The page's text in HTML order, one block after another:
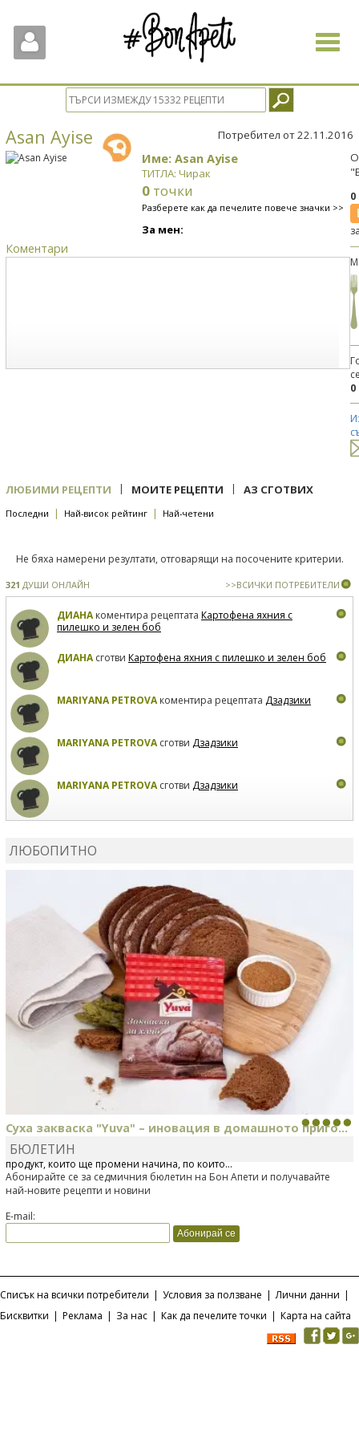
Toggle
Asan Ayise Потребител от 22.11.2016
Име: Asan Ayise
ТИТЛА: Чирак
0 точки
Разберете как да печелите повече значки >>
За мен:
Коментари
0
ЛЮБИМИ РЕЦЕПТИ | МОИТЕ РЕЦЕПТИ | АЗ СГОТВИХ
Последни | Най-висок рейтинг | Най-четени
Не бяха намерени резултати, отговарящи на посочените критерии.
321 ДУШИ ОНЛАЙН >>ВСИЧКИ ПОТРЕБИТЕЛИ
ДИАНАкоментира рецептата Картофена яхния с
пилешко и зелен боб
ДИАНАсготви Картофена яхния с пилешко и зелен боб
MARIYANA PETROVAкоментира рецептата Дзадзики
MARIYANA PETROVAсготви Дзадзики
MARIYANA PETROVAсготви Дзадзики
ЛЮБОПИТНО
Суха закваска "Yuva" – иновация в домашното приго...
Отскоро Лесафр България стартира предлагането на изцяло нов
продукт, който ще промени начина, по който...
БЮЛЕТИН
Абонирайте се за седмичния бюлетин на Бон Апети и получавайте
най-новите рецепти и новини
E-mail:
Списък на всички потребители | Условия за ползване | Лични данни |
Бисквитки | Реклама | За нас | Как да печелите точки | Карта на сайта